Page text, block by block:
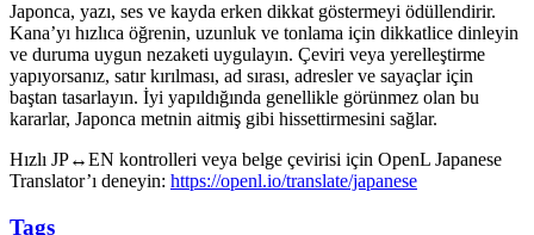
Japonca, yazı, ses ve kayda erken dikkat göstermeyi ödüllendirir.
Kana’yı hızlıca öğrenin, uzunluk ve tonlama için dikkatlice dinleyin
ve duruma uygun nezaketi uygulayın. Çeviri veya yerelleştirme
yapıyorsanız, satır kırılması, ad sırası, adresler ve sayaçlar için
baştan tasarlayın. İyi yapıldığında genellikle görünmez olan bu
kararlar, Japonca metnin aitmiş gibi hissettirmesini sağlar.
Hızlı JP↔EN kontrolleri veya belge çevirisi için OpenL Japanese
Translator’ı deneyin: https://openl.io/translate/japanese
Tags